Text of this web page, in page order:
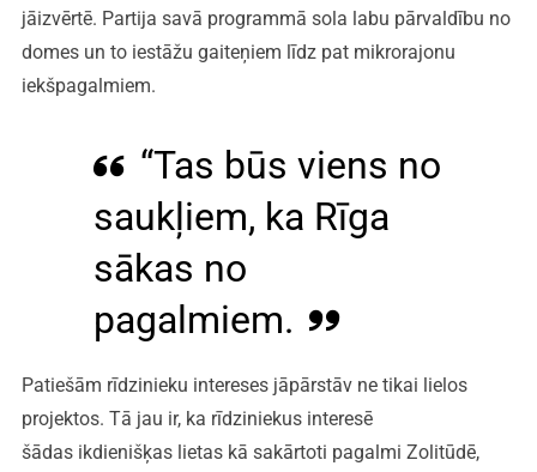
jāizvērtē. Partija savā programmā sola labu pārvaldību no
domes un to iestāžu gaiteņiem līdz pat mikrorajonu
iekšpagalmiem.
“Tas būs viens no
saukļiem, ka Rīga
sākas no
pagalmiem.
Patiešām rīdzinieku intereses jāpārstāv ne tikai lielos
projektos. Tā jau ir, ka rīdziniekus interesē
šādas ikdienišķas lietas kā sakārtoti pagalmi Zolitūdē,